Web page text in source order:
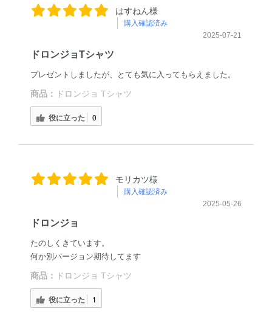
はすねん様
購入確認済み
2025-07-21
ドロンジョTシャツ
プレゼントしましたが、とても気に入ってもらえました。
商品： ドロンジョ Tシャツ
役に立った 0
モリカツ様
購入確認済み
2025-05-26
ドロンジョ
たのしくきています。
何か別バージョン期待してます
商品： ドロンジョ Tシャツ
役に立った 1